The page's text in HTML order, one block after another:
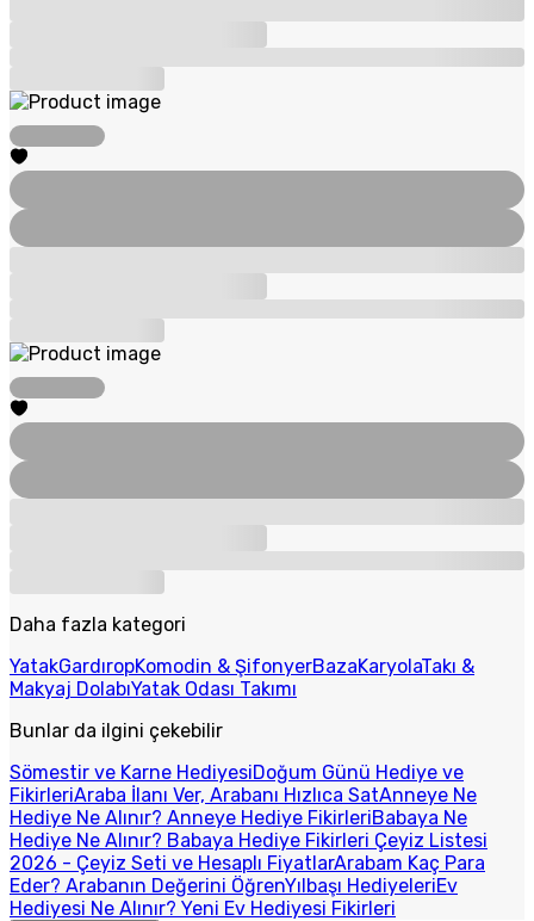
Daha fazla kategori
YatakGardıropKomodin & ŞifonyerBazaKaryolaTakı &
Makyaj DolabıYatak Odası Takımı
Bunlar da ilgini çekebilir
Sömestir ve Karne HediyesiDoğum Günü Hediye ve
FikirleriAraba İlanı Ver, Arabanı Hızlıca SatAnneye Ne
Hediye Ne Alınır? Anneye Hediye FikirleriBabaya Ne
Hediye Ne Alınır? Babaya Hediye Fikirleri Çeyiz Listesi
2026 - Çeyiz Seti ve Hesaplı FiyatlarArabam Kaç Para
Eder? Arabanın Değerini ÖğrenYılbaşı HediyeleriEv
Hediyesi Ne Alınır? Yeni Ev Hediyesi Fikirleri